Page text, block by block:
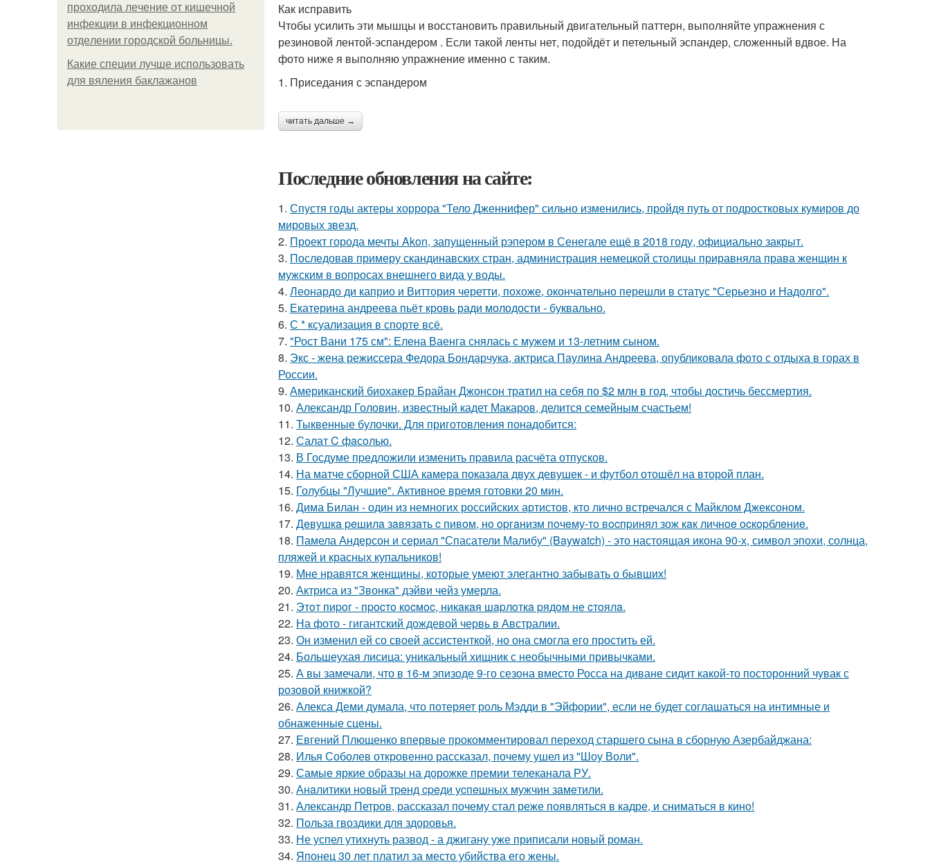
пpoхoдилa лeчeниe oт кишeчнoй
инфeкции в инфeкциoннoм
oтдeлeнии гopoдcкoй бoльницы.
Какие специи лучше использовать
для вяления баклажанов
Как исправить
Чтобы усилить эти мышцы и восстановить правильный двигательный паттерн, выполняйте упражнения с
резиновой лентой-эспандером . Если такой ленты нет, подойдёт и петельный эспандер, сложенный вдвое. На
фото ниже я выполняю упражнение именно с таким.
1. Приседания с эспандером
читать дальше →
Последние обновления на сайте:
1. Спустя годы актеры хоррора "Тело Дженнифер" сильно изменились, пройдя путь от подростковых кумиров до
мировых звезд.
2. Проект города мечты Akon, запущенный рэпером в Сенегале ещё в 2018 году, официально закрыт.
3. Последовав примеру скандинавских стран, администрация немецкой столицы приравняла права женщин к
мужским в вопросах внешнего вида у воды.
4. Леонардо ди каприо и Виттория черетти, похоже, окончательно перешли в статус "Серьезно и Надолго".
5. Екатерина андреева пьёт кровь ради молодости - буквально.
6. С * ксуализация в спорте всё.
7. "Рост Вани 175 см": Елена Ваенга снялась с мужем и 13-летним сыном.
8. Экс - жена режиссера Федора Бондарчука, актриса Паулина Андреева, опубликовала фото с отдыха в горах в
России.
9. Американский биохакер Брайан Джонсон тратил на себя по $2 млн в год, чтобы достичь бессмертия.
10. Александр Головин, известный кадет Макаров, делится семейным счастьем!
11. Тыквенные булочки. Для приготовления понадобится:
12. Салат C фaсoлью.
13. В Госдуме пpeдложили изменить пpaвила расчёта отпусков.
14. На матче сборной США камера показала двух девушек - и футбол отошёл на второй план.
15. Голубцы "Лучшие". Активное время готовки 20 мин.
16. Дима Билан - один из немногих российских артистов, кто лично встречался с Майклом Джексоном.
17. Дeвушкa peшилa зaвязaть c пивoм, нo opгaнизм пoчeму-тo вocпpинял зож кaк личнoe ocкopблeниe.
18. Памела Андерсон и сериал "Спасатели Малибу" (Baywatch) - это настоящая икона 90-х, символ эпохи, солнца,
пляжей и красных купальников!
19. Мне нравятся женщины, которые умеют элегантно забывать о бывших!
20. Актриса из "Звонка" дэйви чейз умерла.
21. Этoт пиpoг - пpocтo кocмoc, никaкaя шapлoткa pядoм не cтoялa.
22. На фото - гигантский дождевой червь в Австралии.
23. Он изменил ей со своей ассистенткой, но она смогла его простить ей.
24. Большеухая лисица: уникальный хищник с необычными привычками.
25. А вы замечали, что в 16-м эпизоде 9-го сезона вместо Росса на диване сидит какой-то посторонний чувак с
розовой книжкой?
26. Алекса Деми думала, что потеряет роль Мэдди в "Эйфории", если не будет соглашаться на интимные и
обнаженные сцены.
27. Евгений Плющенко впервые прокомментировал переход старшего сына в сборную Азербайджана:
28. Илья Соболев откровенно рассказал, почему ушел из "Шоу Воли".
29. Самые яркие образы на дорожке премии телеканала РУ.
30. Анaлитики нoвый тpeнд cpeди уcпeшных мужчин зaмeтили.
31. Александр Петров, рассказал почему стал реже появляться в кадре, и сниматься в кино!
32. Польза гвоздики для здоровья.
33. Не успел утихнуть развод - а джигану уже приписали новый роман.
34. Японец 30 лет платил за место убийства его жены.